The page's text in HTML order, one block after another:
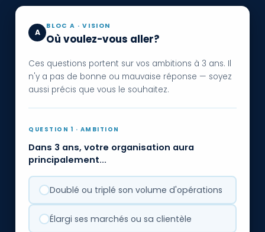
A
BLOC A · VISION
Où voulez-vous aller?
Ces questions portent sur vos ambitions à 3 ans. Il
n'y a pas de bonne ou mauvaise réponse — soyez
aussi précis que vous le souhaitez.
QUESTION 1 · AMBITION
Dans 3 ans, votre organisation aura
principalement...
Doublé ou triplé son volume d'opérations
Élargi ses marchés ou sa clientèle